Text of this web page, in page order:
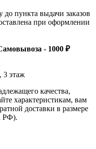
до пункта выдачи заказов
при оформлении
- 1000 ₽
3 этаж
качества,
характеристикам, вам
доставки в размере
РФ).